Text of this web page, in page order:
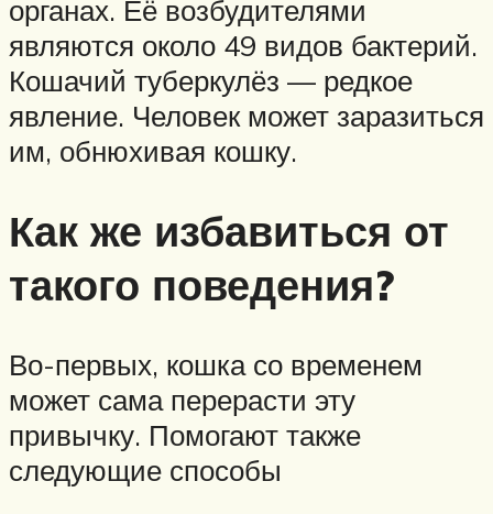
органах. Её возбудителями
являются около 49 видов бактерий.
Кошачий туберкулёз — редкое
явление. Человек может заразиться
им, обнюхивая кошку.
Как же избавиться от
такого поведения?
Во-первых, кошка со временем
может сама перерасти эту
привычку. Помогают также
следующие способы